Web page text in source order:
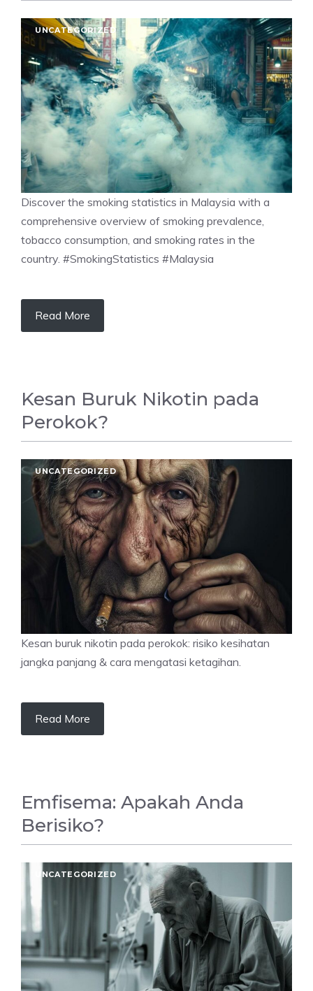
UNCATEGORIZED
Discover the smoking statistics in Malaysia with a
comprehensive overview of smoking prevalence,
tobacco consumption, and smoking rates in the
country. #SmokingStatistics #Malaysia
Read More
Kesan Buruk Nikotin pada
Perokok?
UNCATEGORIZED
Kesan buruk nikotin pada perokok: risiko kesihatan
jangka panjang & cara mengatasi ketagihan.
Read More
Emfisema: Apakah Anda
Berisiko?
UNCATEGORIZED